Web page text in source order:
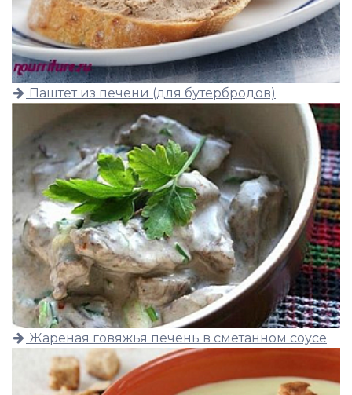
Паштет из печени (для бутербродов)
Жареная говяжья печень в сметанном соусе